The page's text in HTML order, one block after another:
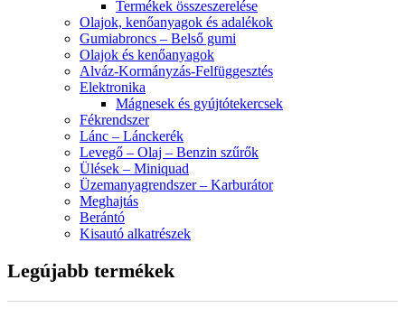
Termékek összeszerelése
Olajok, kenőanyagok és adalékok
Gumiabroncs – Belső gumi
Olajok és kenőanyagok
Alváz-Kormányzás-Felfüggesztés
Elektronika
Mágnesek és gyújtótekercsek
Fékrendszer
Lánc – Lánckerék
Levegő – Olaj – Benzin szűrők
Ülések – Miniquad
Üzemanyagrendszer – Karburátor
Meghajtás
Berántó
Kisautó alkatrészek
Legújabb termékek